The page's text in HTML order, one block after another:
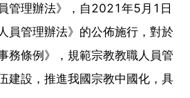
管理辦法》，自2021年5月1日
員管理辦法》的公佈施行，對於
務條例》，規範宗教教職人員管
建設，推進我國宗教中國化，具